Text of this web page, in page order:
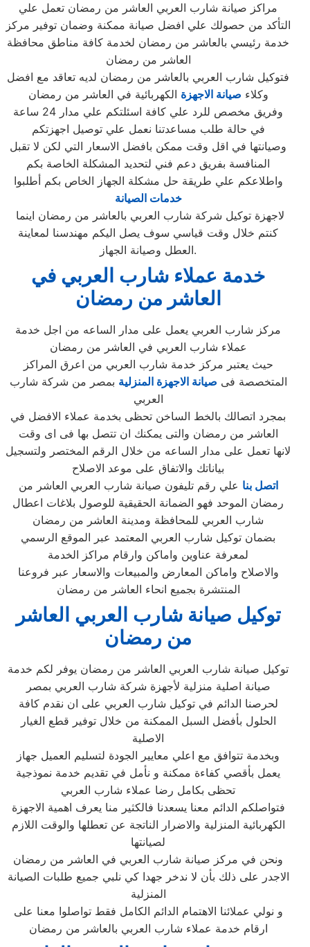
مراكز صيانة شارب العربي العاشر من رمضان تعمل علي
التأكد من حصولك علي افضل صيانة ممكنة وضمان توفير مركز
خدمة رئيسي بالعاشر من رمضان لخدمة كافة مناطق محافظة
العاشر من رمضان
فتوكيل شارب العربي بالعاشر من رمضان لديه تعاقد مع افضل
وكلاء صيانة الاجهزة الكهربائية في العاشر من رمضان
وفريق مخصص للرد علي كافة اسئلتكم علي مدار 24 ساعة
في حالة طلب مساعدتنا نعمل علي توصيل اجهزتكم
وصيانتها في اقل وقت ممكن بافضل الاسعار التي لكن لا تقبل
المنافسة بفريق دعم فني لتحديد المشكلة الخاصة بكم
واطلاعكم علي طريقة حل مشكلة الجهاز الخاص بكم أطلبوا
خدمات الصيانة
كنتم خلال وقت قياسي سوف يصل اليكم مهندسنا لمعاينة
العطل وصيانة الجهاز.
خدمة عملاء شارب العربي في
العاشر من رمضان
مركز شارب العربي يعمل على مدار الساعه من اجل خدمة
عملاء شارب العربي في العاشر من رمضان
حيث يعتبر مركز خدمة شارب العربي من اعرق المراكز
المتخصصة فى صيانة الاجهزة المنزلية بمصر من شركة شارب
العربي
بمجرد اتصالك بالخط الساخن تحظى بخدمة عملاء الافضل في
العاشر من رمضان والتى يمكنك ان تتصل بها فى اى وقت
لانها تعمل على مدار الساعه من خلال الرقم المختصر ولتسجيل
بياناتك والاتفاق على موعد الاصلاح
اتصل بنا علي رقم تليفون صيانة شارب العربي العاشر من
رمضان الموحد فهو الضمانة الحقيقية للوصول بلاغات اعطال
شارب العربي للمحافظة ومدينة العاشر من رمضان
بضمان توكيل شارب العربي المعتمد عبر الموقع الرسمي
لمعرفة عناوين واماكن وارقام مراكز الخدمة
والاصلاح واماكن المعارض والمبيعات والاسعار عبر فروعنا
المنتشرة بجميع انحاء العاشر من رمضان
توكيل صيانة شارب العربي العاشر
من رمضان
توكيل صيانة شارب العربي العاشر من رمضان يوفر لكم خدمة
صيانة اصلية منزلية لأجهزة شركة شارب العربي بمصر
لحرصنا الدائم في توكيل شارب العربي على ان نقدم كافة
الحلول بأفضل السبل الممكنة من خلال توفير قطع الغيار
الاصلية
وبخدمة تتوافق مع اعلي معايير الجودة لتسليم العميل جهاز
يعمل بأقصي كفاءة ممكنة و نأمل في تقديم خدمة نموذجية
تحظى بكامل رضا عملاء شارب العربي
فتواصلكم الدائم معنا يسعدنا فالكثير منا يعرف اهمية الاجهزة
الكهربائية المنزلية والاضرار الناتجة عن تعطلها والوقت اللازم
لصيانتها
ونحن في مركز صيانة شارب العربي في العاشر من رمضان
الاجدر على ذلك بأن لا ندخر جهدا كي نلبي جميع طلبات الصيانة
المنزلية
و نولي عملائنا الاهتمام الدائم الكامل فقط تواصلوا معنا على
ارقام خدمة عملاء شارب العربي بالعاشر من رمضان